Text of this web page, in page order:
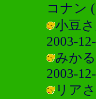
コナン
小豆
2003-
みか
2003-
リア